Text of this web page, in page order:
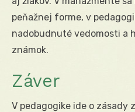
peňažnej forme, v
nadobudnuté vedomosti a
známok.
Záver
V pedagogike ide o zásady